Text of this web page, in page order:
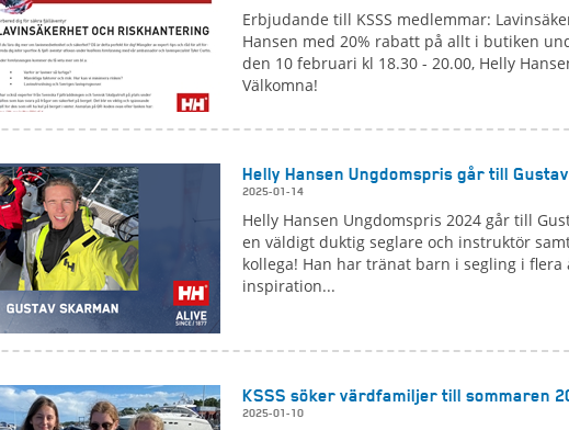
Erbjudande till KSSS medlemmar:
Hansen med 20% rabatt på allt i butiken
den 10 februari kl 18.30 - 20.00, Helly
Välkomna!
Helly Hansen Ungdomspris går till
2025-01-14
Helly Hansen Ungdomspris 2024 går till
en väldigt duktig seglare och instruktör
kollega! Han har tränat barn i segling i flera
inspiration...
KSSS söker värdfamiljer till sommaren
2025-01-10